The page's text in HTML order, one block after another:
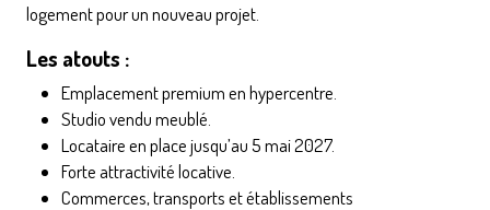
logement pour un nouveau projet.
Les atouts :
Emplacement premium en hypercentre.
Studio vendu meublé.
Locataire en place jusqu’au 5 mai 2027.
Forte attractivité locative.
Commerces, transports et établissements